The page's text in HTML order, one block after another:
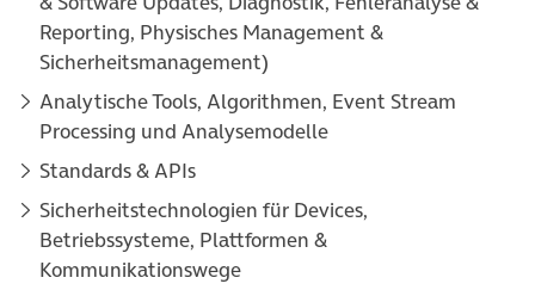
Reporting, Physisches Management &
Sicherheitsmanagement)
Analytische Tools, Algorithmen, Event Stream
Processing und Analysemodelle
Standards & APIs
Sicherheitstechnologien für Devices,
Betriebssysteme, Plattformen &
Kommunikationswege